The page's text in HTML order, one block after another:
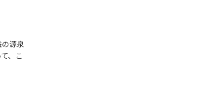
源泉
、こ